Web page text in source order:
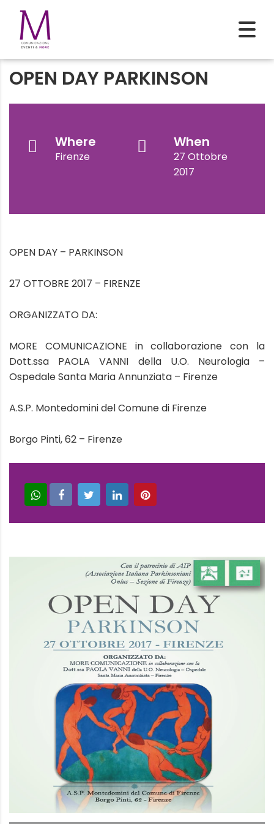
OPEN DAY PARKINSON
Where
Firenze
When
27 Ottobre
2017
OPEN DAY – PARKINSON
27 OTTOBRE 2017 – FIRENZE
ORGANIZZATO DA:
MORE COMUNICAZIONE in collaborazione con la
Dott.ssa PAOLA VANNI della U.O. Neurologia –
Ospedale Santa Maria Annunziata – Firenze
A.S.P. Montedomini del Comune di Firenze
Borgo Pinti, 62 – Firenze